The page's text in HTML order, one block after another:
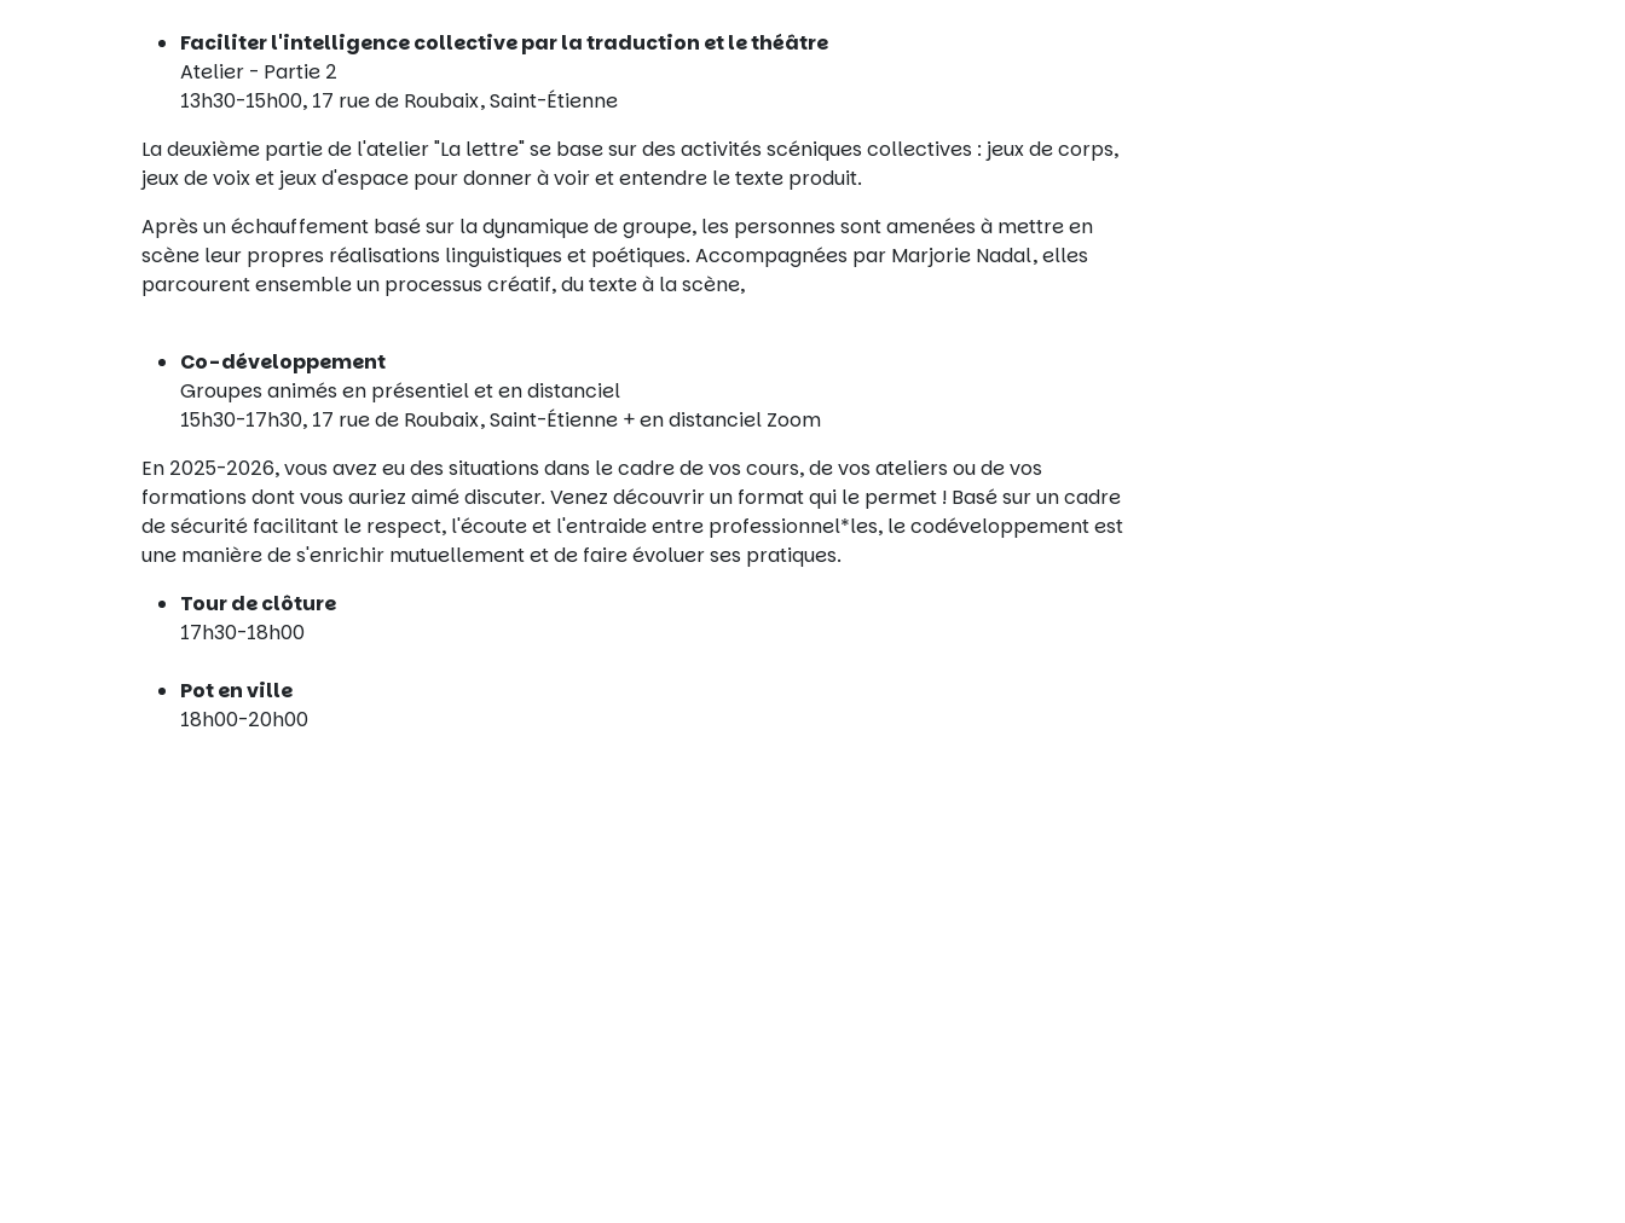
Faciliter l'intelligence collective par la traduction et le théâtre
Atelier - Partie 2
13h30-15h00, 17 rue de Roubaix, Saint-Étienne
La deuxième partie de l'atelier "La lettre" se base sur des activités scéniques collectives : jeux de corps,
jeux de voix et jeux d'espace pour donner à voir et entendre le texte produit.
Après un échauffement basé sur la dynamique de groupe, les personnes sont amenées à mettre en
scène leur propres réalisations linguistiques et poétiques. Accompagnées par Marjorie Nadal, elles
parcourent ensemble un processus créatif, du texte à la scène,
Co-développement
Groupes animés en présentiel et en distanciel
15h30-17h30, 17 rue de Roubaix, Saint-Étienne + en distanciel Zoom
En 2025-2026, vous avez eu des situations dans le cadre de vos cours, de vos ateliers ou de vos
formations dont vous auriez aimé discuter. Venez découvrir un format qui le permet ! Basé sur un cadre
de sécurité facilitant le respect, l'écoute et l'entraide entre professionnel*les, le codéveloppement est
une manière de s'enrichir mutuellement et de faire évoluer ses pratiques.
Tour de clôture
17h30-18h00
Pot en ville
18h00-20h00